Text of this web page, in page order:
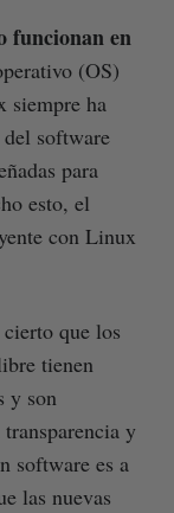
funcionan en
(OS)
siempre ha
software
para
esto, el
con Linux
que los
tienen
y son
y
software es a
las nuevas